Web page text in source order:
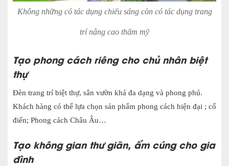
Không những có tác dụng chiếu sáng còn có tác dụng trang
trí nâng cao thẩm mỹ
Tạo phong cách riêng cho chủ nhân biệt
thự
Đèn trang trí biệt thự, sân vườn khá đa dạng và phong phú.
Khách hàng có thể lựa chọn sản phẩm phong cách hiện đại ; cổ
điển; Phong cách Châu Âu…
Tạo không gian thư giãn, ấm cúng cho gia
đình